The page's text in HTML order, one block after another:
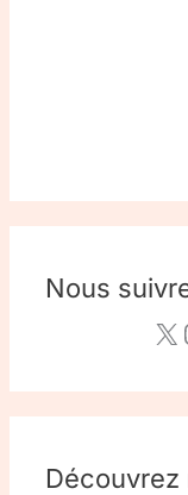
Nous
Découvrez